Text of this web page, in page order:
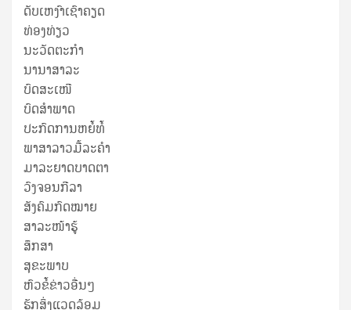
ດັບເຫງົາເຊົາຄຽດ
ທ່ອງທ່ຽວ
ນະວັດຕະກໍາ
ນານາສາລະ
ບົດສະເໜີ
ບົດສໍາພາດ
ປະກົດການຫຍໍ້ທໍ້
ພາສາລາວມື້ລະຄຳ
ມາລະຍາດບາດຕາ
ວົງຈອນກີລາ
ສັງຄົມກົດໝາຍ
ສາລະໜ້າຮູ້
ສຶກສາ
ສຸ​ຂະ​ພາບ
ຫົວຂໍ້ຂ່າວອື່ນໆ
ຮັກສິ່ງແວດລ້ອມ